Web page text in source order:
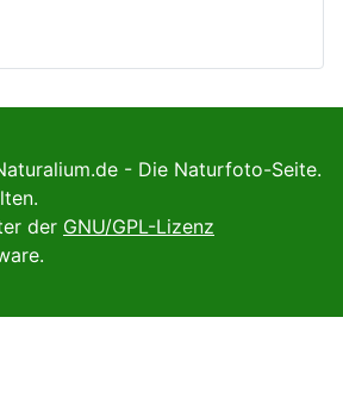
- Die Naturfoto-Seite.
der GNU/GPL-Lizenz